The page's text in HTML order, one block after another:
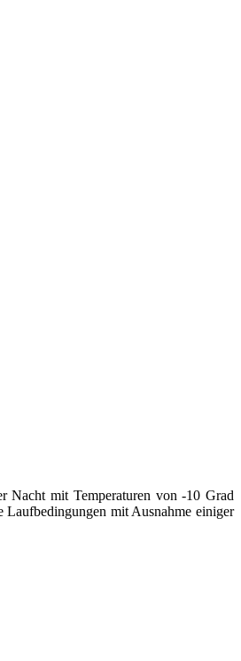
Nacht mit Temperaturen von -10 Grad
mit Ausnahme einiger